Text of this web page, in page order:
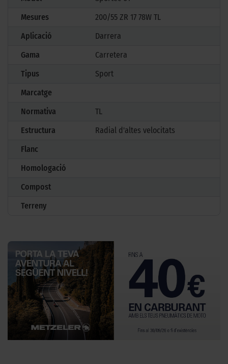
Mesures
200/55 ZR 17 78W TL
Aplicació
Darrera
Gama
Carretera
Tipus
Sport
Marcatge
Normativa
TL
Estructura
Radial d'altes velocitats
Flanc
Homologació
Compost
Terreny